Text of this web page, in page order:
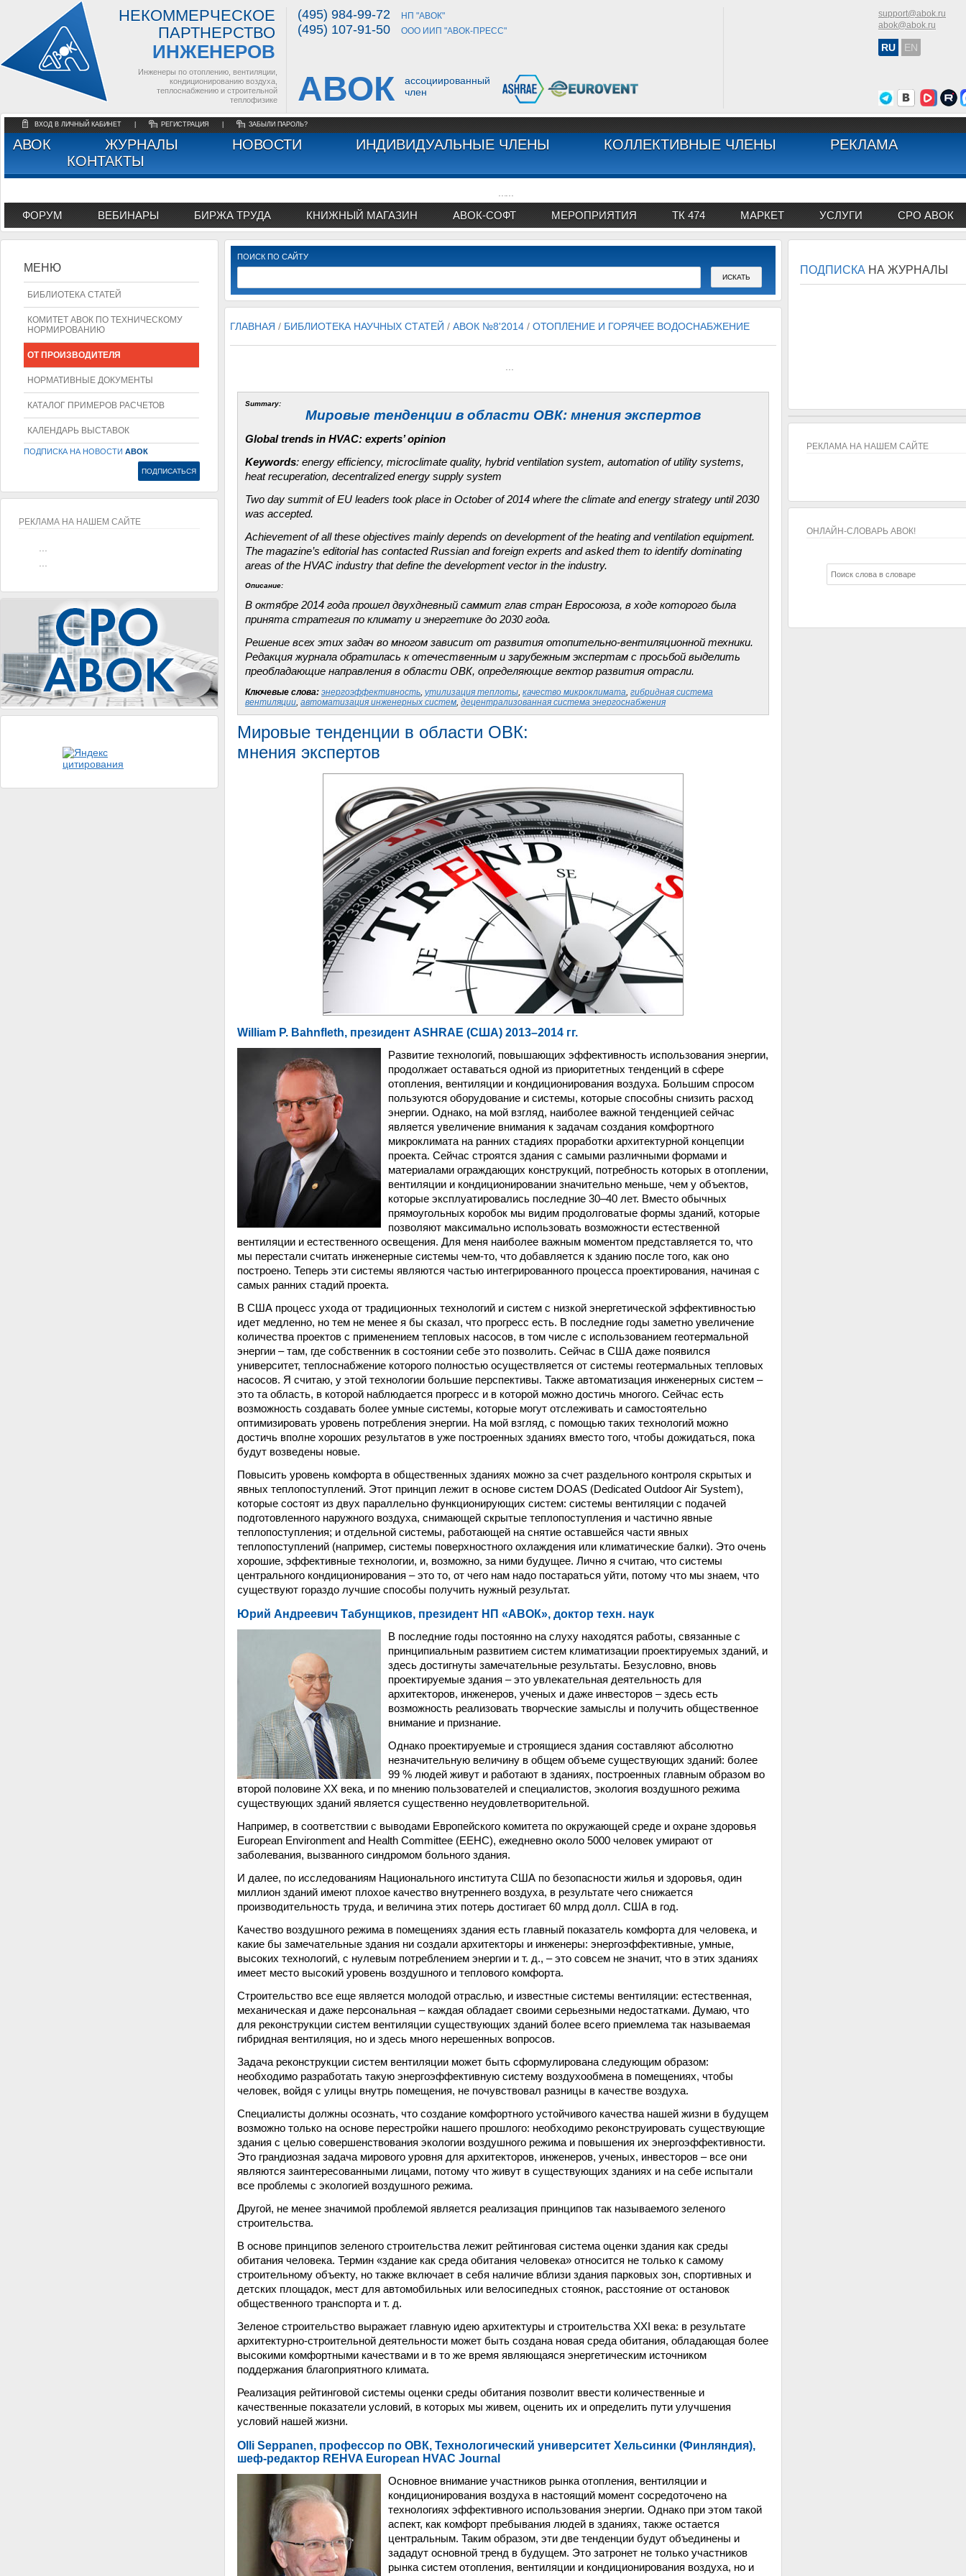
НЕКОММЕРЧЕСКОЕ
ПАРТНЕРСТВО
ИНЖЕНЕРОВ
Инженеры по отоплению, вентиляции,
кондиционированию воздуха,
теплоснабжению и строительной
теплофизике
(495) 984-99-72 НП "АВОК"
(495) 107-91-50 ООО ИИП "АВОК-ПРЕСС"
АВОК
ассоциированный
член
support@abok.ru
abok@abok.ru
RU EN
ВХОД В ЛИЧНЫЙ КАБИНЕТ РЕГИСТРАЦИЯ ЗАБЫЛИ ПАРОЛЬ?
АВОК ЖУРНАЛЫ НОВОСТИ ИНДИВИДУАЛЬНЫЕ ЧЛЕНЫ КОЛЛЕКТИВНЫЕ ЧЛЕНЫ
РЕКЛАМА
КОНТАКТЫ
ФОРУМ ВЕБИНАРЫ БИРЖА ТРУДА КНИЖНЫЙ МАГАЗИН АВОК-СОФТ МЕРОПРИЯТИЯ ТК 474 МАРКЕТ УСЛУГИ СРО АВОК
ПОИСК ПО САЙТУ
ГЛАВНАЯ / БИБЛИОТЕКА НАУЧНЫХ СТАТЕЙ / АВОК №8'2014 / ОТОПЛЕНИЕ И ГОРЯЧЕЕ ВОДОСНАБЖЕНИЕ
Summary:
Мировые тенденции в области ОВК: мнения экспертов
Global trends in HVAC: experts’ opinion
Keywords: energy efficiency, microclimate quality, hybrid ventilation system, automation of utility systems,
heat recuperation, decentralized energy supply system
Two day summit of EU leaders took place in October of 2014 where the climate and energy strategy until 2030
was accepted.
Achievement of all these objectives mainly depends on development of the heating and ventilation equipment.
The magazine’s editorial has contacted Russian and foreign experts and asked them to identify dominating
areas of the HVAC industry that define the development vector in the industry.
Описание:
В октябре 2014 года прошел двухдневный саммит глав стран Евросоюза, в ходе которого была
принята стратегия по климату и энергетике до 2030 года.
Решение всех этих задач во многом зависит от развития отопительно-вентиляционной техники.
Редакция журнала обратилась к отечественным и зарубежным экспертам с просьбой выделить
преобладающие направления в области ОВК, определяющие вектор развития отрасли.
Ключевые слова: энергоэффективность, утилизация теплоты, качество микроклимата, гибридная система
вентиляции, автоматизация инженерных систем, децентрализованная система энергоснабжения
Мировые тенденции в области ОВК:
мнения экспертов
William P. Bahnfleth, президент ASHRAE (США) 2013–2014 гг.
Развитие технологий, повышающих эффективность использования энергии,
продолжает оставаться одной из приоритетных тенденций в сфере
отопления, вентиляции и кондиционирования воздуха. Большим спросом
пользуются оборудование и системы, которые способны снизить расход
энергии. Однако, на мой взгляд, наиболее важной тенденцией сейчас
является увеличение внимания к задачам создания комфортного
микроклимата на ранних стадиях проработки архитектурной концепции
проекта. Сейчас строятся здания с самыми различными формами и
материалами ограждающих конструкций, потребность которых в отоплении,
вентиляции и кондиционировании значительно меньше, чем у объектов,
которые эксплуатировались последние 30–40 лет. Вместо обычных
прямоугольных коробок мы видим продолговатые формы зданий, которые
позволяют максимально использовать возможности естественной
вентиляции и естественного освещения. Для меня наиболее важным моментом представляется то, что
мы перестали считать инженерные системы чем-то, что добавляется к зданию после того, как оно
построено. Теперь эти системы являются частью интегрированного процесса проектирования, начиная с
самых ранних стадий проекта.
В США процесс ухода от традиционных технологий и систем с низкой энергетической эффективностью
идет медленно, но тем не менее я бы сказал, что прогресс есть. В последние годы заметно увеличение
количества проектов с применением тепловых насосов, в том числе с использованием геотермальной
энергии – там, где собственник в состоянии себе это позволить. Сейчас в США даже появился
университет, теплоснабжение которого полностью осуществляется от системы геотермальных тепловых
насосов. Я считаю, у этой технологии большие перспективы. Также автоматизация инженерных систем –
это та область, в которой наблюдается прогресс и в которой можно достичь многого. Сейчас есть
возможность создавать более умные системы, которые могут отслеживать и самостоятельно
оптимизировать уровень потребления энергии. На мой взгляд, с помощью таких технологий можно
достичь вполне хороших результатов в уже построенных зданиях вместо того, чтобы дожидаться, пока
будут возведены новые.
Повысить уровень комфорта в общественных зданиях можно за счет раздельного контроля скрытых и
явных теплопоступлений. Этот принцип лежит в основе систем DOAS (Dedicated Outdoor Air System),
которые состоят из двух параллельно функционирующих систем: системы вентиляции с подачей
подготовленного наружного воздуха, снимающей скрытые теплопоступления и частично явные
теплопоступления; и отдельной системы, работающей на снятие оставшейся части явных
теплопоступлений (например, системы поверхностного охлаждения или климатические балки). Это очень
хорошие, эффективные технологии, и, возможно, за ними будущее. Лично я считаю, что системы
центрального кондиционирования – это то, от чего нам надо постараться уйти, потому что мы знаем, что
существуют гораздо лучшие способы получить нужный результат.
Юрий Андреевич Табунщиков, президент НП «АВОК», доктор техн. наук
В последние годы постоянно на слуху находятся работы, связанные с
принципиальным развитием систем климатизации проектируемых зданий, и
здесь достигнуты замечательные результаты. Безусловно, вновь
проектируемые здания – это увлекательная деятельность для
архитекторов, инженеров, ученых и даже инвесторов – здесь есть
возможность реализовать творческие замыслы и получить общественное
внимание и признание.
Однако проектируемые и строящиеся здания составляют абсолютно
незначительную величину в общем объеме существующих зданий: более
99 % людей живут и работают в зданиях, построенных главным образом во
второй половине XX века, и по мнению пользователей и специалистов, экология воздушного режима
существующих зданий является существенно неудовлетворительной.
Например, в соответствии с выводами Европейского комитета по окружающей среде и охране здоровья
European Environment and Health Committee (EEHC), ежедневно около 5000 человек умирают от
заболевания, вызванного синдромом больного здания.
И далее, по исследованиям Национального института США по безопасности жилья и здоровья, один
миллион зданий имеют плохое качество внутреннего воздуха, в результате чего снижается
производительность труда, и величина этих потерь достигает 60 млрд долл. США в год.
Качество воздушного режима в помещениях здания есть главный показатель комфорта для человека, и
какие бы замечательные здания ни создали архитекторы и инженеры: энергоэффективные, умные,
высоких технологий, с нулевым потреблением энергии и т. д., – это совсем не значит, что в этих зданиях
имеет место высокий уровень воздушного и теплового комфорта.
Строительство все еще является молодой отраслью, и известные системы вентиляции: естественная,
механическая и даже персональная – каждая обладает своими серьезными недостатками. Думаю, что
для реконструкции систем вентиляции существующих зданий более всего приемлема так называемая
гибридная вентиляция, но и здесь много нерешенных вопросов.
Задача реконструкции систем вентиляции может быть сформулирована следующим образом:
необходимо разработать такую энергоэффективную систему воздухообмена в помещениях, чтобы
человек, войдя с улицы внутрь помещения, не почувствовал разницы в качестве воздуха.
Специалисты должны осознать, что создание комфортного устойчивого качества нашей жизни в будущем
возможно только на основе перестройки нашего прошлого: необходимо реконструировать существующие
здания с целью совершенствования экологии воздушного режима и повышения их энергоэффективности.
Это грандиозная задача мирового уровня для архитекторов, инженеров, ученых, инвесторов – все они
являются заинтересованными лицами, потому что живут в существующих зданиях и на себе испытали
все проблемы с экологией воздушного режима.
Другой, не менее значимой проблемой является реализация принципов так называемого зеленого
строительства.
В основе принципов зеленого строительства лежит рейтинговая система оценки здания как среды
обитания человека. Термин «здание как среда обитания человека» относится не только к самому
строительному объекту, но также включает в себя наличие вблизи здания парковых зон, спортивных и
детских площадок, мест для автомобильных или велосипедных стоянок, расстояние от остановок
общественного транспорта и т. д.
Зеленое строительство выражает главную идею архитектуры и строительства XXI века: в результате
архитектурно-строительной деятельности может быть создана новая среда обитания, обладающая более
высокими комфортными качествами и в то же время являющаяся энергетическим источником
поддержания благоприятного климата.
Реализация рейтинговой системы оценки среды обитания позволит ввести количественные и
качественные показатели условий, в которых мы живем, оценить их и определить пути улучшения
условий нашей жизни.
Olli Seppanen, профессор по ОВК, Технологический университет Хельсинки (Финляндия),
шеф-редактор REHVA European HVAC Journal
Основное внимание участников рынка отопления, вентиляции и
кондиционирования воздуха в настоящий момент сосредоточено на
технологиях эффективного использования энергии. Однако при этом такой
аспект, как комфорт пребывания людей в зданиях, также остается
центральным. Таким образом, эти две тенденции будут объединены и
зададут основной тренд в будущем. Это затронет не только участников
рынка систем отопления, вентиляции и кондиционирования воздуха, но и
МЕНЮ
БИБЛИОТЕКА СТАТЕЙ
КОМИТЕТ АВОК ПО ТЕХНИЧЕСКОМУ
НОРМИРОВАНИЮ
ОТ ПРОИЗВОДИТЕЛЯ
НОРМАТИВНЫЕ ДОКУМЕНТЫ
КАТАЛОГ ПРИМЕРОВ РАСЧЕТОВ
КАЛЕНДАРЬ ВЫСТАВОК
ПОДПИСКА НА НОВОСТИ АВОК
РЕКЛАМА НА НАШЕМ САЙТЕ
ПОДПИСКА НА ЖУРНАЛЫ
АВОК
РЕКЛАМА НА НАШЕМ САЙТЕ
ОНЛАЙН-СЛОВАРЬ АВОК!